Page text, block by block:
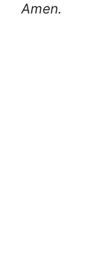
Amen.